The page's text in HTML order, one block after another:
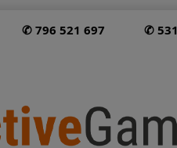
✆ 796 521 697 ✆